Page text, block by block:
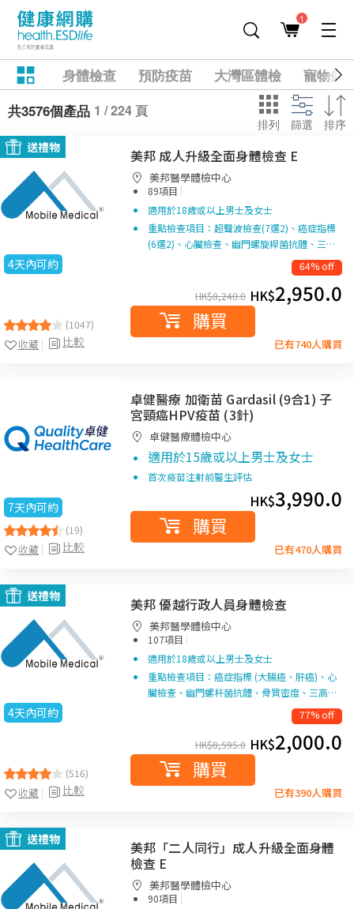
1
身體檢查 預防疫苗 大灣區體檢
寵物健
共3576個產品 1 / 224 頁
排列 篩選
排序
送禮物
4天內可約
(1047)
比較
收藏
美邦 成人升級全面身體檢查 E
美邦醫學體檢中心
89項目 |
適用於18歲或以上男士及女士
重點檢查項目：超聲波檢查(7選2)、癌症指標
(6選2)、心臟檢查、幽門螺旋桿菌抗體、三…
64% off
HK$8,240.0 HK$2,950.0
購買
已有740人購買
7天內可約
(19)
比較
收藏
卓健醫療 加衛苗 Gardasil (9合1) 子
宮頸癌HPV疫苗 (3針)
卓健醫療體檢中心
適用於15歲或以上男士及女士
首次疫苗注射前醫生評估
HK$3,990.0
購買
已有470人購買
送禮物
4天內可約
(516)
比較
收藏
美邦 優越行政人員身體檢查
美邦醫學體檢中心
107項目 |
適用於18歲或以上男士及女士
重點檢查項目：癌症指標 (大腸癌、肝癌)、心
臟檢查、幽門螺杆菌抗體、骨質密度、三高…
77% off
HK$8,595.0 HK$2,000.0
購買
已有390人購買
送禮物
美邦「二人同行」成人升級全面身體
檢查 E
美邦醫學體檢中心
90項目 |